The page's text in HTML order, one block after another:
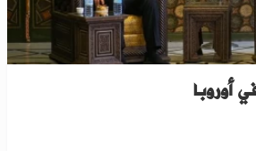
السورية تحاول الحصول
أوروبا